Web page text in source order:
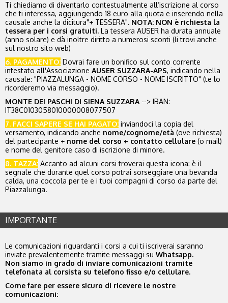
Ti chiediamo di diventarlo contestualmente all’iscrizione al corso
che ti interessa, aggiungendo 18 euro alla quota e inserendo nella
causale anche la dicitura"+ TESSERA". NOTA: NON è richiesta la
tessera per i corsi gratuiti. La tessera AUSER ha durata annuale
(anno solare) e dà inoltre diritto a numerosi sconti (li trovi anche
sul nostro sito web)
6. PAGAMENTO: Dovrai fare un bonifico sul conto corrente
intestato all'Associazione AUSER SUZZARA-APS, indicando nella
causale: "PIAZZALUNGA - NOME CORSO - NOME ISCRITTO" (te lo
ricorderemo via messaggio).
MONTE DEI PASCHI DI SIENA SUZZARA --> IBAN:
IT38C0103058010000008077507
7. FACCI SAPERE SE HAI PAGATO: inviandoci la copia del
versamento, indicando anche nome/cognome/età (ove richiesta)
del partecipante + nome del corso + contatto cellulare (o mail)
e nome del genitore caso di iscrizione di minore.
8. TAZZA: Accanto ad alcuni corsi troverai questa icona: è il
segnale che durante quel corso potrai sorseggiare una bevanda
calda, una coccola per te e i tuoi compagni di corso da parte del
Piazzalunga.
IMPORTANTE
Le comunicazioni riguardanti i corsi a cui ti iscriverai saranno
inviate prevalentemente tramite messaggi su Whatsapp.
Non siamo in grado di inviare comunicazioni tramite
telefonata al corsista su telefono fisso e/o cellulare.
Come fare per essere sicuro di ricevere le nostre
comunicazioni: